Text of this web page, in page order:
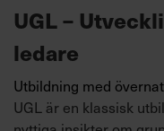
UGL –
ledare
Utbildning med
UGL är en klassisk